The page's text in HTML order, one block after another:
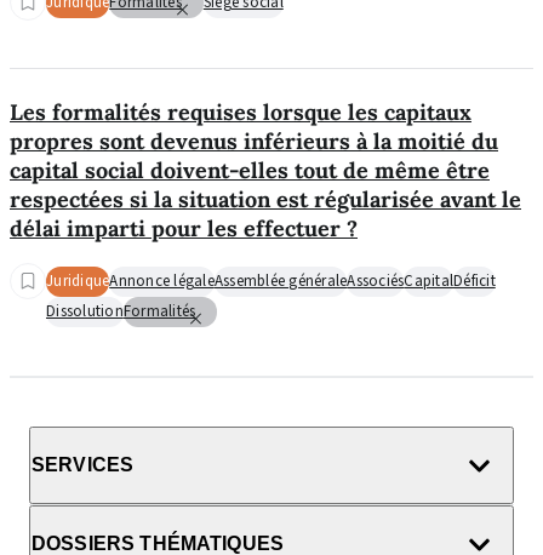
Les formalités requises lorsque les capitaux
propres sont devenus inférieurs à la moitié du
capital social doivent-elles tout de même être
respectées si la situation est régularisée avant le
délai imparti pour les effectuer ?
JuridiqueAnnonce légaleAssemblée généraleAssociésCapitalDéficit
DissolutionFormalités
SERVICES
DOSSIERS THÉMATIQUES